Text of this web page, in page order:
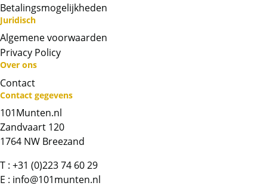
Leveringtien gulden 1897 streepje onder 7
De munten zijn van diverse kwaliteiten en
kunnen heel soms montagesporen bevatten.
Betalingsmogelijkheden
Juridisch
Algemene voorwaarden
Privacy Policy
Over ons
Contact
Contact gegevens
101Munten.nl
Zandvaart 120
1764 NW Breezand
T : +31 (0)223 74 60 29
E : info@101munten.nl